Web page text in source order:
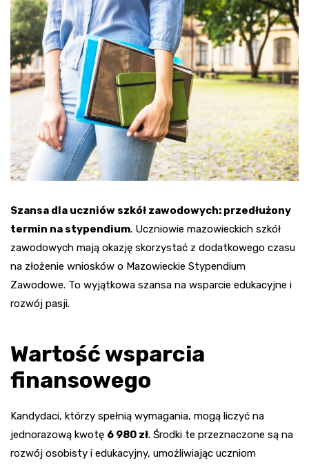
Szansa dla uczniów szkół zawodowych: przedłużony
termin na stypendium. Uczniowie mazowieckich szkół
zawodowych mają okazję skorzystać z dodatkowego czasu
na złożenie wniosków o Mazowieckie Stypendium
Zawodowe. To wyjątkowa szansa na wsparcie edukacyjne i
rozwój pasji.
Wartość wsparcia
finansowego
Kandydaci, którzy spełnią wymagania, mogą liczyć na
jednorazową kwotę 6 980 zł. Środki te przeznaczone są na
rozwój osobisty i edukacyjny, umożliwiając uczniom